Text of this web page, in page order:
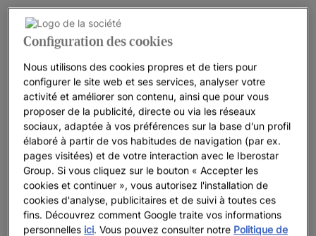
Configuration des cookies
Nous utilisons des cookies propres et de tiers pour
configurer le site web et ses services, analyser votre
activité et améliorer son contenu, ainsi que pour vous
proposer de la publicité, directe ou via les réseaux
sociaux, adaptée à vos préférences sur la base d'un profil
élaboré à partir de vos habitudes de navigation (par ex.
pages visitées) et de votre interaction avec le Iberostar
Group. Si vous cliquez sur le bouton « Accepter les
cookies et continuer », vous autorisez l'installation de
cookies d'analyse, publicitaires et de suivi à toutes ces
fins. Découvrez comment Google traite vos informations
personnelles ici. Vous pouvez consulter notre Politique de